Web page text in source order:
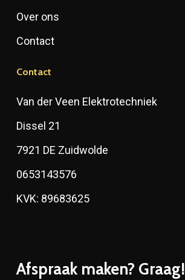
Over ons
Contact
Contact
Van der Veen Elektrotechniek
Dissel 21
7921 DE Zuidwolde
0653143576
KVK: 89683625
Afspraak maken? Graag!